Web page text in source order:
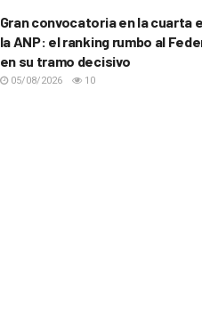
Gran convocatoria en la cuarta
la ANP: el ranking rumbo al
en su tramo decisivo
05/08/2026 10